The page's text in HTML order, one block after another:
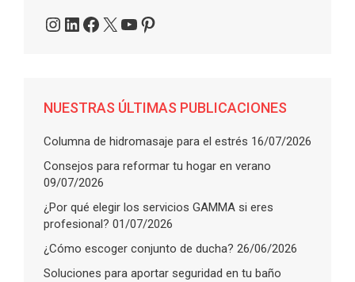
Instagram
LinkedIn
Facebook
X YouTube
Pinterest
NUESTRAS ÚLTIMAS PUBLICACIONES
Columna de hidromasaje para el estrés 16/07/2026
Consejos para reformar tu hogar en verano
09/07/2026
¿Por qué elegir los servicios GAMMA si eres
profesional? 01/07/2026
¿Cómo escoger conjunto de ducha? 26/06/2026
Soluciones para aportar seguridad en tu baño